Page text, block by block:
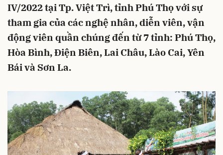
IV/2022 tại Tp. Việt Trì, tỉnh Phú Thọ với sự
tham gia của các nghệ nhân, diễn viên, vận
động viên quần chúng đến từ 7 tỉnh: Phú Thọ,
Hòa Bình, Điện Biên, Lai Châu, Lào Cai, Yên
Bái và Sơn La.